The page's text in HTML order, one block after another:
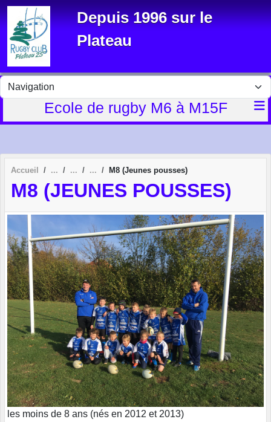
Depuis 1996 sur le
Plateau
Ecole de rugby M6 à M15F
Accueil M8 (Jeunes pousses)
M8 (JEUNES POUSSES)
les moins de 8 ans (nés en 2012 et 2013)
Panneau de gestion des cookies